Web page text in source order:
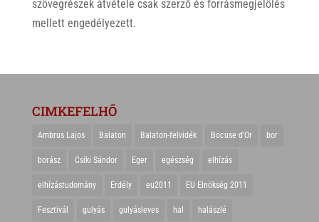
szövegrészek átvétele csak szerző és forrásmegjelölés
mellett engedélyezett.
CIMKEFELHŐ
Ambrus Lajos Balaton Balaton-felvidék Bocuse d'Or bor
borász Csíki Sándor Eger egészség elhízás
elhízástudomány Erdély eu2011 EU Elnökség 2011
Fesztivál gulyás gulyásleves hal halászlé